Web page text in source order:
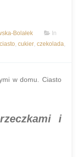
Bolałek
In
ciasto, cukier, czekolada,
w domu. Ciasto
i